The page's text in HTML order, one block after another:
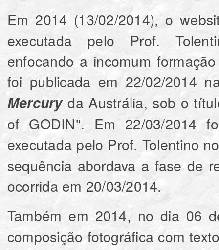
Em 2014 (13/02/2014), o
executada pelo Prof.
enfocando a incomum
foi publicada em 22/02/2014
Mercuryda Austrália, sob o
of GODIN". Em 22/03/2014
executada pelo Prof. Tolentino
sequência abordava a fase de
ocorrida em 20/03/2014.
Também em 2014, no dia 06
composição fotográfica com